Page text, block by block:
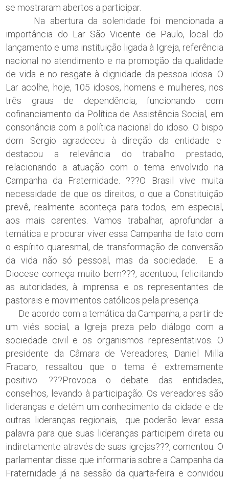
se mostraram abertos a participar.
Na abertura da solenidade foi mencionada a
importância do Lar São Vicente de Paulo, local do
lançamento e uma instituição ligada à Igreja, referência
nacional no atendimento e na promoção da qualidade
de vida e no resgate à dignidade da pessoa idosa. O
Lar acolhe, hoje, 105 idosos, homens e mulheres, nos
três graus de dependência, funcionando com
cofinanciamento da Política de Assistência Social, em
consonância com a política nacional do idoso. O bispo
dom Sergio agradeceu à direção da entidade e
destacou a relevância do trabalho prestado,
relacionando a atuação com o tema envolvido na
Campanha da Fraternidade. ???O Brasil vive muita
necessidade de que os direitos, o que a Constituição
prevê, realmente aconteça para todos, em especial,
aos mais carentes. Vamos trabalhar, aprofundar a
temática e procurar viver essa Campanha de fato com
o espírito quaresmal, de transformação de conversão
da vida não só pessoal, mas da sociedade. E a
Diocese começa muito bem???, acentuou, felicitando
as autoridades, à imprensa e os representantes de
pastorais e movimentos católicos pela presença.
De acordo com a temática da Campanha, a partir de
um viés social, a Igreja preza pelo diálogo com a
sociedade civil e os organismos representativos. O
presidente da Câmara de Vereadores, Daniel Milla
Fracaro, ressaltou que o tema é extremamente
positivo. ???Provoca o debate das entidades,
conselhos, levando à participação. Os vereadores são
lideranças e detém um conhecimento da cidade e de
outras lideranças regionais, que poderão levar essa
palavra para que suas lideranças participem direta ou
indiretamente através de suas igrejas???, comentou. O
parlamentar disse que informaria sobre a Campanha da
Fraternidade já na sessão da quarta-feira e convidou